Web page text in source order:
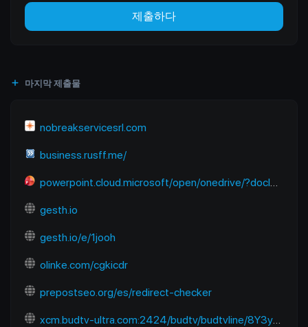
제출하다
마지막 제출물
nobreakservicesrl.com
business.rusff.me/
powerpoint.cloud.microsoft/open/onedrive/?docId=B2E2FC91EC670A6D%21sfbb50a922dda4602824f13b7dbf01218&driveId=B2E2FC91EC670A6D&wdOrigin=SEARCHENGINE.YANDEX%2CAPPHOME-WEB.BANNER.NEWBLANK-OCDI%2CAPPHOME-WEB.BANNER.NEWBLANK-OCDI&wdPreviousSession=6f938680-9bce-48e1-8baf-f09aa6773cb4&wdPreviousSessionSrc=AppHomeWeb&ct=1765118122983
gesth.io
gesth.io/e/1jooh
olinke.com/cgkicdr
prepostseo.org/es/redirect-checker
xcm.budtv-ultra.com:2424/budtv/budtvline/8Y3ymUpJESps/281187.m3u8